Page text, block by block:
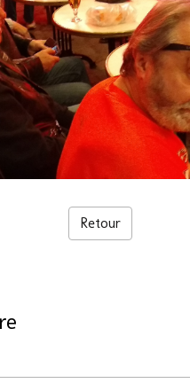
Retour